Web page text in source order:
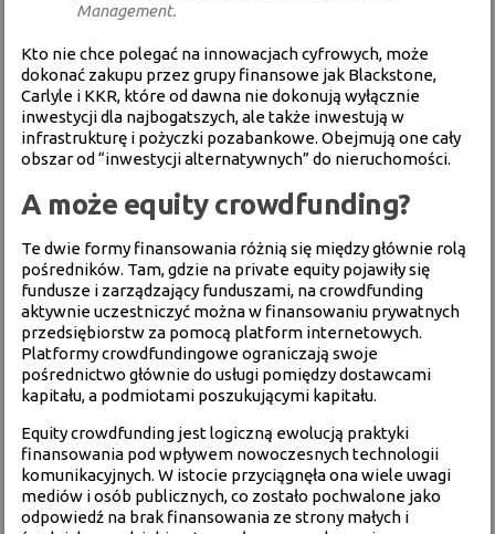
Management.
Kto nie chce polegać na innowacjach cyfrowych, może
dokonać zakupu przez grupy finansowe jak Blackstone,
Carlyle i KKR, które od dawna nie dokonują wyłącznie
inwestycji dla najbogatszych, ale także inwestują w
infrastrukturę i pożyczki pozabankowe. Obejmują one cały
obszar od “inwestycji alternatywnych” do nieruchomości.
A może equity crowdfunding?
Te dwie formy finansowania różnią się między głównie rolą
pośredników. Tam, gdzie na private equity pojawiły się
fundusze i zarządzający funduszami, na crowdfunding
aktywnie uczestniczyć można w finansowaniu prywatnych
przedsiębiorstw za pomocą platform internetowych.
Platformy crowdfundingowe ograniczają swoje
pośrednictwo głównie do usługi pomiędzy dostawcami
kapitału, a podmiotami poszukującymi kapitału.
Equity crowdfunding jest logiczną ewolucją praktyki
finansowania pod wpływem nowoczesnych technologii
komunikacyjnych. W istocie przyciągnęła ona wiele uwagi
mediów i osób publicznych, co zostało pochwalone jako
odpowiedź na brak finansowania ze strony małych i